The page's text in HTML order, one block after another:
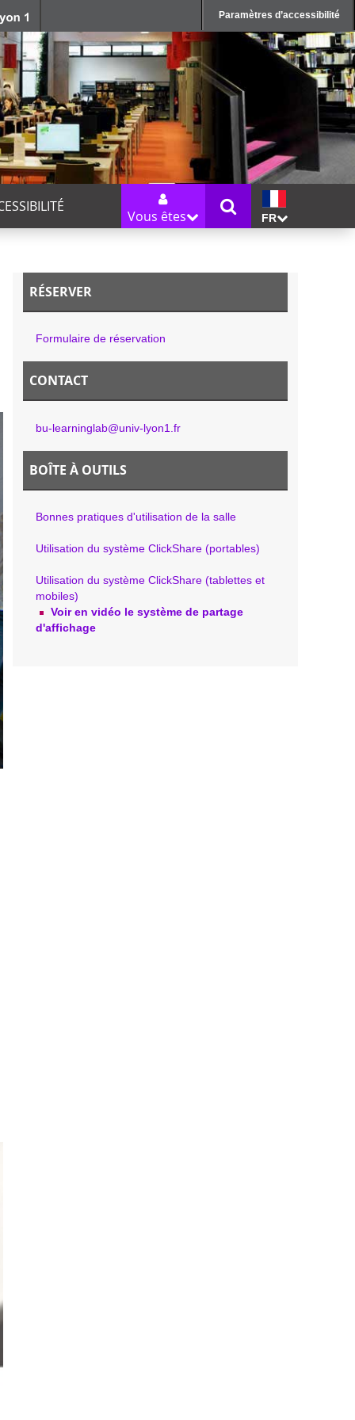
Paramètres d’accessibilité
Vous êtes FR
RÉSERVER
Formulaire de réservation
CONTACT
bu-learninglab@univ-lyon1.fr
BOÎTE À OUTILS
Bonnes pratiques d'utilisation de la salle
Utilisation du système ClickShare (portables)
Utilisation du système ClickShare (tablettes et
mobiles)
Voir en vidéo le système de partage
d'affichage